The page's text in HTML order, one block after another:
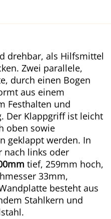
drehbar, als Hilfsmittel
Zwei parallele,
durch einen Bogen
aus einem
Festhalten und
Der Klappgriff ist leicht
oben sowie
geklappt werden. In
nach links oder
tief, 259mm hoch,
33mm,
besteht aus
Stahlkern und